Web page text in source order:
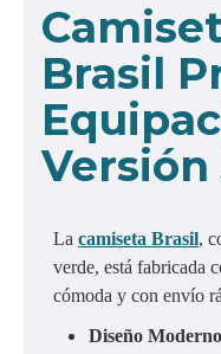
Brasil
La camiseta Brasil,
verde, está fabricada
cómoda y con envío
Diseño